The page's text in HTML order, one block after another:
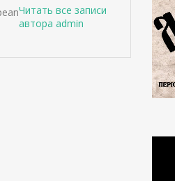
Читать все записи
автора admin